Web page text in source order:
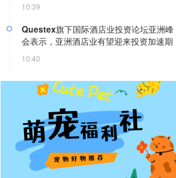
10:39
Questex旗下国际酒店业投资论坛亚洲峰
会表示，亚洲酒店业有望迎来投资加速期
10:40
茶香雅韵：澳门瑞吉酒吧携手 Saicho 呈
献期间限定下午茶体验
Worldchefs世界厨师联合会携手HOTEL
EX上海展首次落地全球厨师挑战赛
10:39